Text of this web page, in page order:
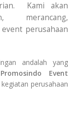
Kami akan
merancang,
perusahaan
andalah yang
Event
perusahaan